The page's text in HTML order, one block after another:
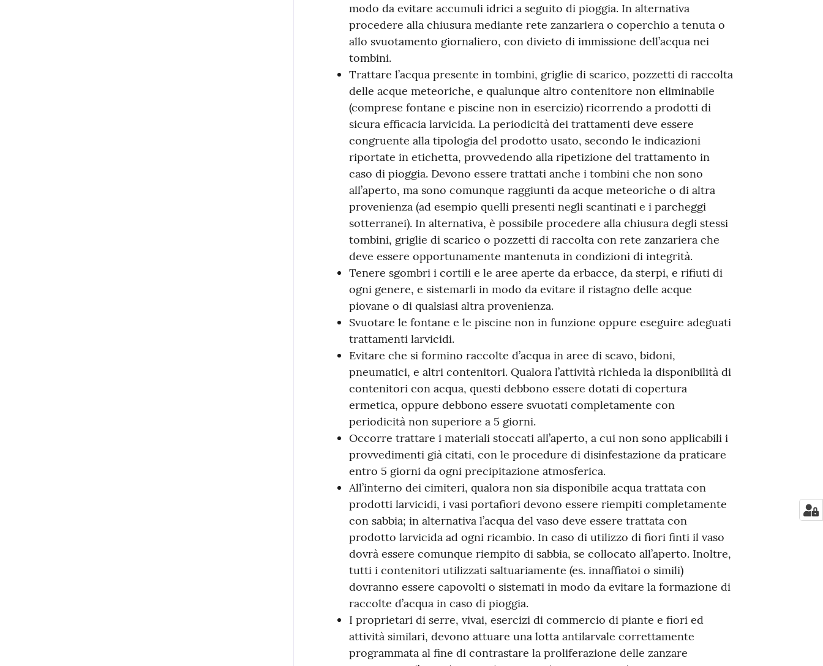
modo da evitare accumuli idrici a seguito di pioggia. In alternativa
procedere alla chiusura mediante rete zanzariera o coperchio a tenuta o
allo svuotamento giornaliero, con divieto di immissione dell’acqua nei
tombini.
Trattare l’acqua presente in tombini, griglie di scarico, pozzetti di raccolta
delle acque meteoriche, e qualunque altro contenitore non eliminabile
(comprese fontane e piscine non in esercizio) ricorrendo a prodotti di
sicura efficacia larvicida. La periodicità dei trattamenti deve essere
congruente alla tipologia del prodotto usato, secondo le indicazioni
riportate in etichetta, provvedendo alla ripetizione del trattamento in
caso di pioggia. Devono essere trattati anche i tombini che non sono
all’aperto, ma sono comunque raggiunti da acque meteoriche o di altra
provenienza (ad esempio quelli presenti negli scantinati e i parcheggi
sotterranei). In alternativa, è possibile procedere alla chiusura degli stessi
tombini, griglie di scarico o pozzetti di raccolta con rete zanzariera che
deve essere opportunamente mantenuta in condizioni di integrità.
Tenere sgombri i cortili e le aree aperte da erbacce, da sterpi, e rifiuti di
ogni genere, e sistemarli in modo da evitare il ristagno delle acque
piovane o di qualsiasi altra provenienza.
Svuotare le fontane e le piscine non in funzione oppure eseguire adeguati
trattamenti larvicidi.
Evitare che si formino raccolte d’acqua in aree di scavo, bidoni,
pneumatici, e altri contenitori. Qualora l’attività richieda la disponibilità di
contenitori con acqua, questi debbono essere dotati di copertura
ermetica, oppure debbono essere svuotati completamente con
periodicità non superiore a 5 giorni.
Occorre trattare i materiali stoccati all’aperto, a cui non sono applicabili i
provvedimenti già citati, con le procedure di disinfestazione da praticare
entro 5 giorni da ogni precipitazione atmosferica.
All’interno dei cimiteri, qualora non sia disponibile acqua trattata con
prodotti larvicidi, i vasi portafiori devono essere riempiti completamente
con sabbia; in alternativa l’acqua del vaso deve essere trattata con
prodotto larvicida ad ogni ricambio. In caso di utilizzo di fiori finti il vaso
dovrà essere comunque riempito di sabbia, se collocato all’aperto. Inoltre,
tutti i contenitori utilizzati saltuariamente (es. innaffiatoi o simili)
dovranno essere capovolti o sistemati in modo da evitare la formazione di
raccolte d’acqua in caso di pioggia.
I proprietari di serre, vivai, esercizi di commercio di piante e fiori ed
attività similari, devono attuare una lotta antilarvale correttamente
programmata al fine di contrastare la proliferazione delle zanzare